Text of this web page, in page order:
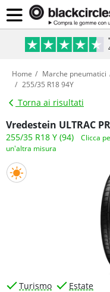
Home Marche pneumatici
255/35 R18 94Y
Torna ai risultati
Vredestein ULTRAC
255/35 R18 Y (94)
Clicca
un'altra misura
Turismo Estate